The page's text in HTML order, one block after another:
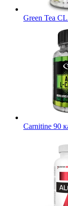
Green Tea
Carnitine 90